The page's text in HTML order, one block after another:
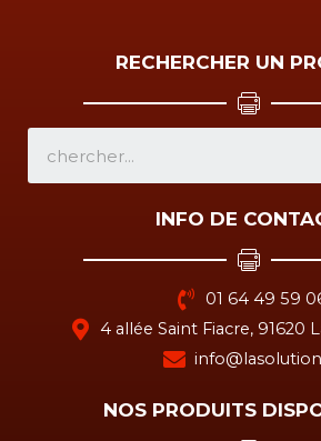
RECHERCHER UN
INFO DE
01 64 49 59
4 allée Saint Fiacre, 91620
NOS PRODUITS